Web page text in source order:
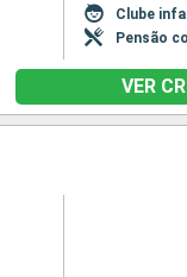
Clube
Pensão
VER